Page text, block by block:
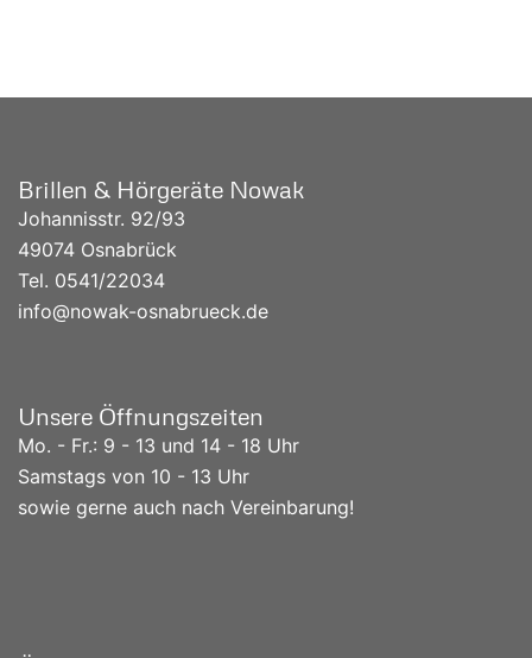
Brillen & Hörgeräte Nowak
Johannisstr. 92/93
49074 Osnabrück
Tel. 0541/22034
info@nowak-osnabrueck.de
Unsere Öffnungszeiten
Mo. - Fr.: 9 - 13 und 14 - 18 Uhr
Samstags von 10 - 13 Uhr
sowie gerne auch nach Vereinbarung!